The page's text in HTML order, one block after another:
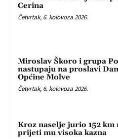
Cerina
Četvrtak, 6. kolovoza 2026.
Miroslav Škoro i grupa
nastupaju na proslavi
Općine Molve
Četvrtak, 6. kolovoza 2026.
Kroz naselje jurio 152 km
prijeti mu visoka kazna